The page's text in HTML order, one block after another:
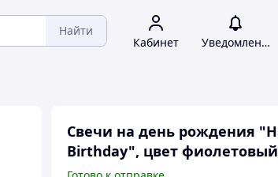
Найти
Кабинет Уведомления
Свечи на день рождения
Birthday", цвет